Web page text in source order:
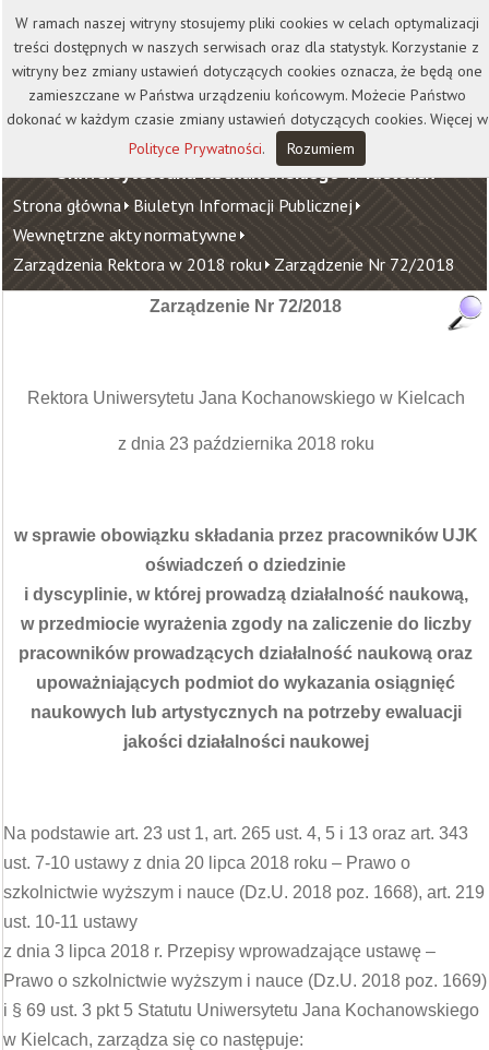
Kontakt Biblioteka
Wydawnictwo
Wirtualna Uczelnia
Uniwersytet Jana Kochanowskiego w Kielcach
Strona główna Biuletyn Informacji Publicznej
Wewnętrzne akty normatywne
Zarządzenia Rektora w 2018 roku Zarządzenie Nr 72/2018
Zarządzenie Nr 72/2018
Rektora Uniwersytetu Jana Kochanowskiego w Kielcach
z dnia 23 października 2018 roku
w sprawie obowiązku składania przez pracowników UJK
oświadczeń o dziedzinie
i dyscyplinie, w której prowadzą działalność naukową,
w przedmiocie wyrażenia zgody na zaliczenie do liczby
pracowników prowadzących działalność naukową oraz
upoważniających podmiot do wykazania osiągnięć
naukowych lub artystycznych na potrzeby ewaluacji
jakości działalności naukowej
Na podstawie art. 23 ust 1, art. 265 ust. 4, 5 i 13 oraz art. 343
ust. 7-10 ustawy z dnia 20 lipca 2018 roku – Prawo o
szkolnictwie wyższym i nauce (Dz.U. 2018 poz. 1668), art. 219
ust. 10-11 ustawy
z dnia 3 lipca 2018 r. Przepisy wprowadzające ustawę –
Prawo o szkolnictwie wyższym i nauce (Dz.U. 2018 poz. 1669)
i § 69 ust. 3 pkt 5 Statutu Uniwersytetu Jana Kochanowskiego
w Kielcach, zarządza się co następuje:
W ramach naszej witryny stosujemy pliki cookies w celach optymalizacji
treści dostępnych w naszych serwisach oraz dla statystyk. Korzystanie z
witryny bez zmiany ustawień dotyczących cookies oznacza, że będą one
zamieszczane w Państwa urządzeniu końcowym. Możecie Państwo
dokonać w każdym czasie zmiany ustawień dotyczących cookies. Więcej w
Polityce Prywatności. Rozumiem